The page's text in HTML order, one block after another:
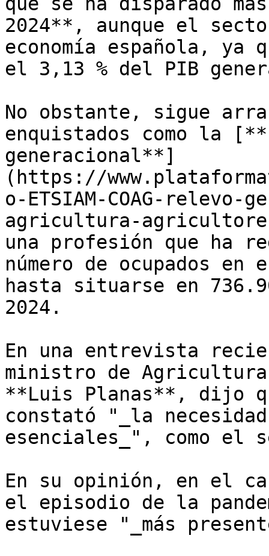
2024**, aunque el
economía española, ya
el 3,13 % del PIB
No obstante, sigue
enquistados como la
generacional**]
(https://
o-ETSIAM-COAG-
agricultura-
una profesión que ha
número de ocupados
hasta situarse en
2024.
En una entrevista
ministro de
**Luis Planas**, dijo
constató "_la
esenciales_", como el
En su opinión, en el
el episodio de la
estuviese "_más